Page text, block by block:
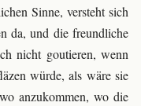
Sinne, versteht sich
da, und die freundliche
nicht goutieren, wenn
würde, als wäre sie
anzukommen, wo die